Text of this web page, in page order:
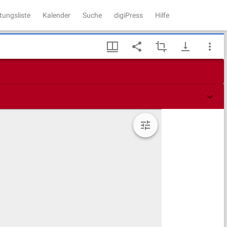
Kalender Suche digiPress Hilfe